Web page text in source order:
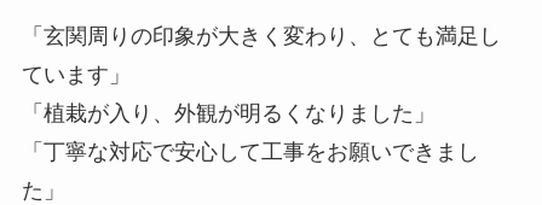
「玄関周りの印象が大きく変わり、とても満足し
ています」
「植栽が入り、外観が明るくなりました」
「丁寧な対応で安心して工事をお願いできまし
た」